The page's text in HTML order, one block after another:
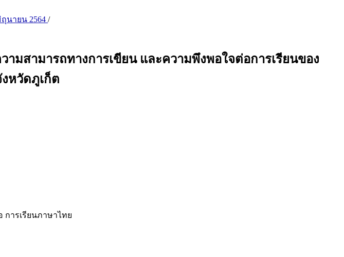
นายน 2564 /
สามารถทางการเขียน และความพึงพอใจต่อการเรียนของ
หวัดภูเก็ต
ารเรียนภาษาไทย